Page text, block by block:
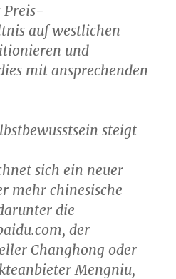
Preis-
auf westlichen
und
mit ansprechenden
steigt
sich ein neuer
mehr chinesische
die
der
Changhong oder
Mengniu,